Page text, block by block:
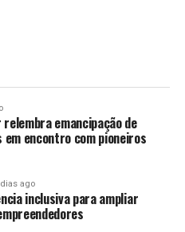
emancipação de
em encontro com pioneiros
ago
inclusiva para ampliar